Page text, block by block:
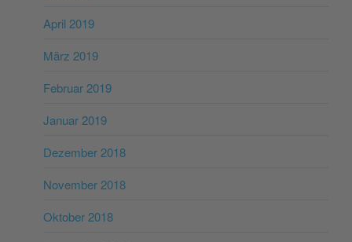
April 2019
März 2019
Februar 2019
Januar 2019
Dezember 2018
November 2018
Oktober 2018